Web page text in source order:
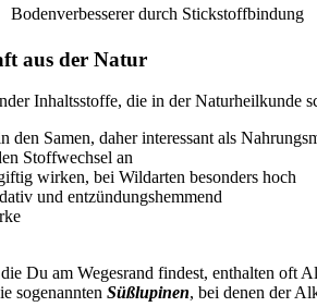
Bodenverbesserer durch Stickstoffbindung
aus der Natur
Inhaltsstoffe, die in der Naturheilkunde
den Samen, daher interessant als
Stoffwechsel an
wirken, bei Wildarten besonders hoch
und entzündungshemmend
Du am Wegesrand findest, enthalten oft
sogenannten Süßlupinen, bei denen der